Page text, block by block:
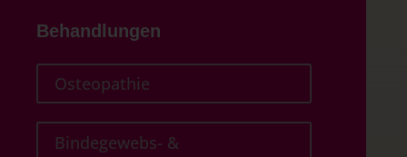
Behandlungen
Osteopathie
Bindegewebs- &